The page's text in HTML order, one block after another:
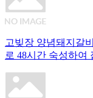
고빚장 양념돼지갈
로 48시간 숙성하여